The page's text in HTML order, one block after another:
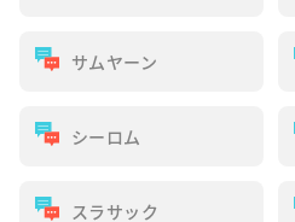
サムヤーン
シーロム
スラサック